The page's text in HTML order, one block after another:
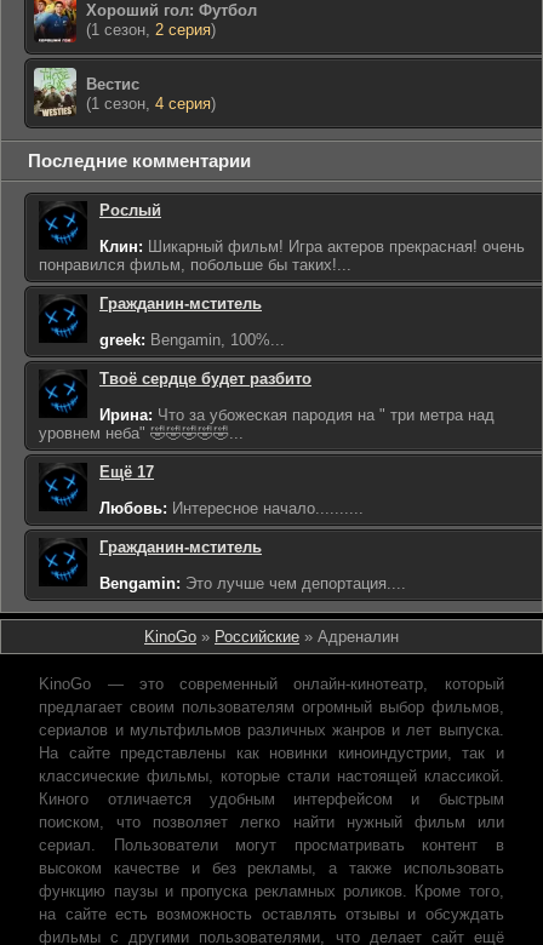
Хороший гол: Футбол
(1 сезон, 2 серия)
Вестис
(1 сезон, 4 серия)
Последние комментарии
Рослый
Клин: Шикарный фильм! Игра актеров прекрасная! очень
понравился фильм, побольше бы таких!...
Гражданин-мститель
greek: Bengamin, 100%...
Твоё сердце будет разбито
Ирина: Что за убожеская пародия на " три метра над
уровнем неба" 🤣🤣🤣🤣🤣...
Ещё 17
Любовь: Интересное начало..........
Гражданин-мститель
Bengamin: Это лучше чем депортация....
KinoGo » Российские » Адреналин
KinoGo — это современный онлайн-кинотеатр, который
предлагает своим пользователям огромный выбор фильмов,
сериалов и мультфильмов различных жанров и лет выпуска.
На сайте представлены как новинки киноиндустрии, так и
классические фильмы, которые стали настоящей классикой.
Киного отличается удобным интерфейсом и быстрым
поиском, что позволяет легко найти нужный фильм или
сериал. Пользователи могут просматривать контент в
высоком качестве и без рекламы, а также использовать
функцию паузы и пропуска рекламных роликов. Кроме того,
на сайте есть возможность оставлять отзывы и обсуждать
фильмы с другими пользователями, что делает сайт ещё